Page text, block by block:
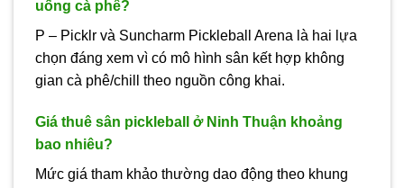
uống cà phê?
P – Picklr và Suncharm Pickleball Arena là hai lựa
chọn đáng xem vì có mô hình sân kết hợp không
gian cà phê/chill theo nguồn công khai.
Giá thuê sân pickleball ở Ninh Thuận khoảng
bao nhiêu?
Mức giá tham khảo thường dao động theo khung